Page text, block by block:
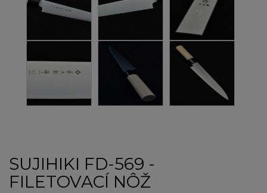
SUJIHIKI FD-569 -
FILETOVACÍ NÔŽ